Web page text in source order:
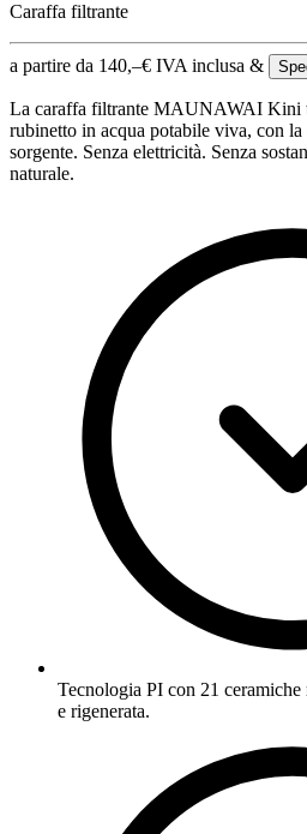
Caraffa filtrante
a partire da 140,–€ IVA inclusa &
La caraffa filtrante MAUNAWAI Kini
rubinetto in acqua potabile viva, con
sorgente. Senza elettricità. Senza
naturale.
Tecnologia PI con 21
e rigenerata.